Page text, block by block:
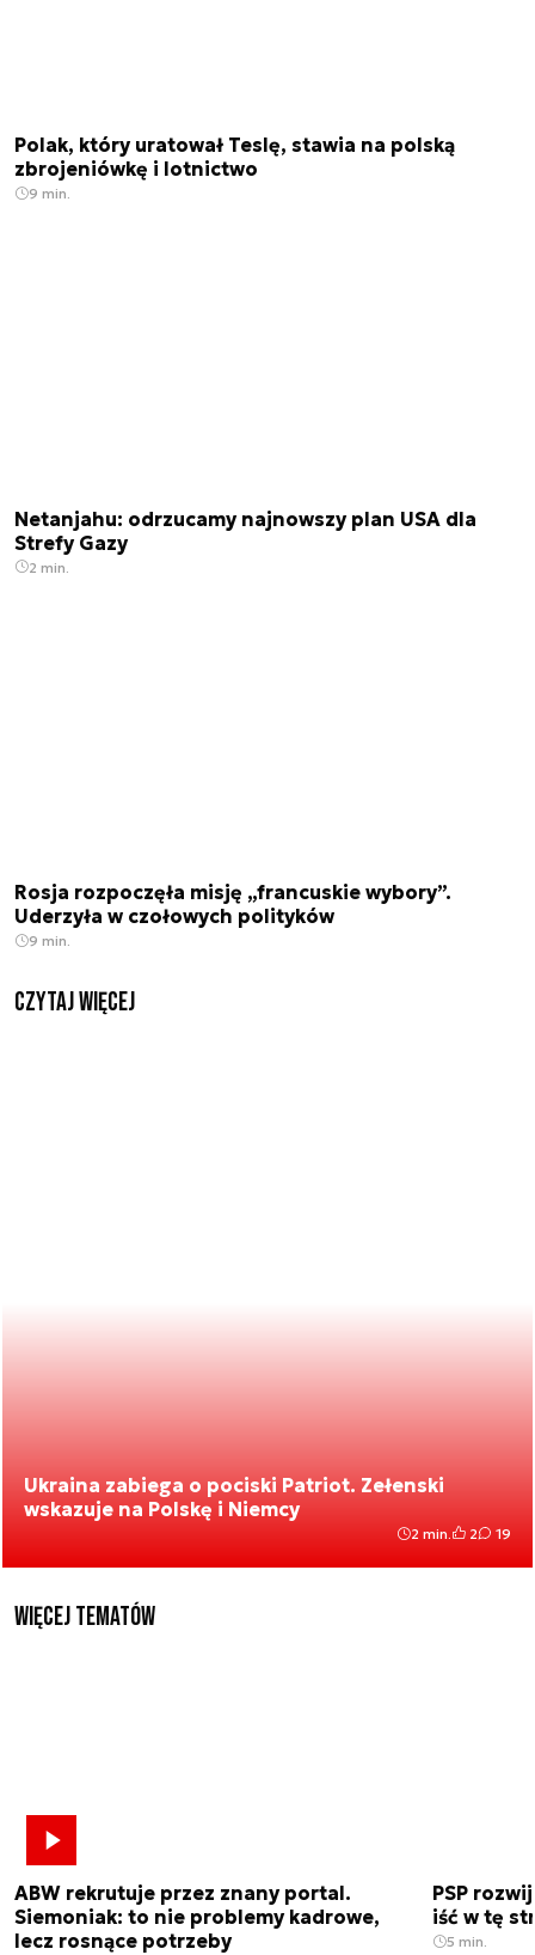
Polak, który uratował Teslę, stawia na polską
zbrojeniówkę i lotnictwo
9 min.
Netanjahu: odrzucamy najnowszy plan USA dla
Strefy Gazy
2 min.
Rosja rozpoczęła misję „francuskie wybory”.
Uderzyła w czołowych polityków
9 min.
czytaj więcej
Ukraina zabiega o pociski Patriot. Zełenski
wskazuje na Polskę i Niemcy
2 min. 2 19
Więcej tematów
ABW rekrutuje przez znany portal.
Siemoniak: to nie problemy kadrowe,
lecz rosnące potrzeby
PSP
iść w tę
5 min.